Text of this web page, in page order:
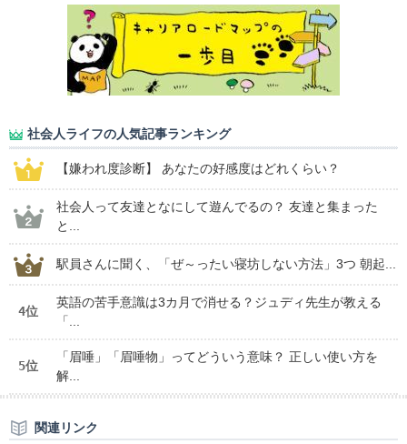
社会人ライフの人気記事ランキング
【嫌われ度診断】 あなたの好感度はどれくらい？
社会人って友達となにして遊んでるの？ 友達と集まった
と...
駅員さんに聞く、「ぜ～ったい寝坊しない方法」3つ 朝起...
4位
英語の苦手意識は3カ月で消せる？ジュディ先生が教える
「...
5位
「眉唾」「眉唾物」ってどういう意味？ 正しい使い方を
解...
関連リンク